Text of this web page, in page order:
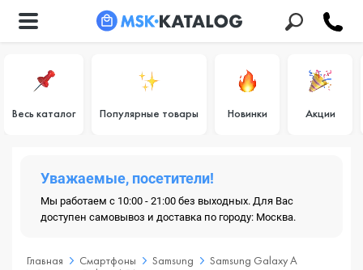
Весь каталог Популярные товары Новинки Акции
Уважаемые, посетители!
Мы работаем с 10:00 - 21:00 без выходных. Для Вас
доступен самовывоз и доставка по городу: Москва.
Главная Смартфоны Samsung
Samsung Galaxy A